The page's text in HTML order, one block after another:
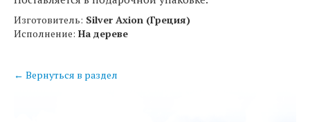
Изготовитель: Silver Axion (Греция)
Исполнение: На дереве
← Вернуться в раздел